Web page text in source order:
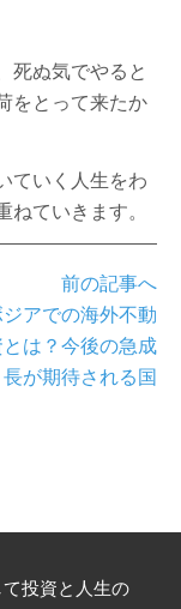
死ぬ気でやると
をとって来たか
ていく人生をわ
ねていきます。
前の記事へ
ジアでの海外不動
とは？今後の急成
長が期待される国
投資と人生の